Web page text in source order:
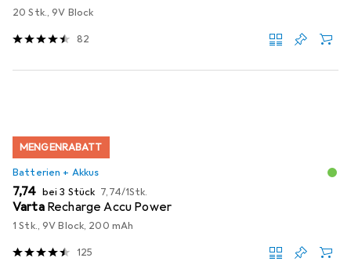
20 Stk., 9V Block
82
MENGENRABATT
Batterien + Akkus
EUR
7,74 bei 3 Stück EUR
7,74/1Stk.
Varta Recharge Accu Power
1 Stk., 9V Block, 200 mAh
125